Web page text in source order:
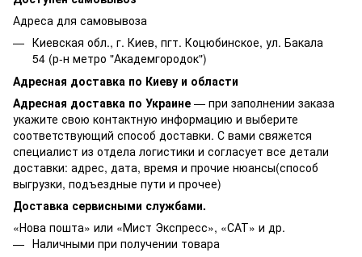
Адреса для самовывоза
Киевская обл., г. Киев, пгт. Коцюбинское, ул. Бакала
54 (р-н метро "Академгородок")
Адресная доставка по Киеву и области
Адресная доставка по Украине — при заполнении заказа
укажите свою контактную информацию и выберите
соответствующий способ доставки. С вами свяжется
специалист из отдела логистики и согласует все детали
доставки: адрес, дата, время и прочие нюансы(способ
выгрузки, подъездные пути и прочее)
Доставка сервисными службами.
«Нова пошта» или «Мист Экспресс», «САТ» и др.
Наличными при получении товара